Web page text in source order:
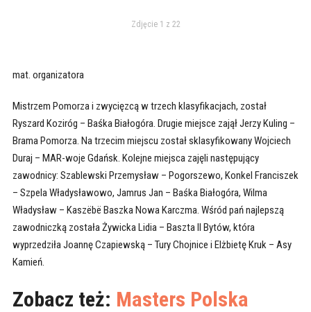
Zdjęcie 1 z 22
mat. organizatora
Mistrzem Pomorza i zwycięzcą w trzech klasyfikacjach, został
Ryszard Koziróg – Baśka Białogóra. Drugie miejsce zajął Jerzy Kuling –
Brama Pomorza. Na trzecim miejscu został sklasyfikowany Wojciech
Duraj – MAR-woje Gdańsk. Kolejne miejsca zajęli następujący
zawodnicy: Szablewski Przemysław – Pogorszewo, Konkel Franciszek
– Szpela Władysławowo, Jamrus Jan – Baśka Białogóra, Wilma
Władysław – Kaszëbë Baszka Nowa Karczma. Wśród pań najlepszą
zawodniczką została Żywicka Lidia – Baszta II Bytów, która
wyprzedziła Joannę Czapiewską – Tury Chojnice i Elżbietę Kruk – Asy
Kamień.
Zobacz też: Masters Polska